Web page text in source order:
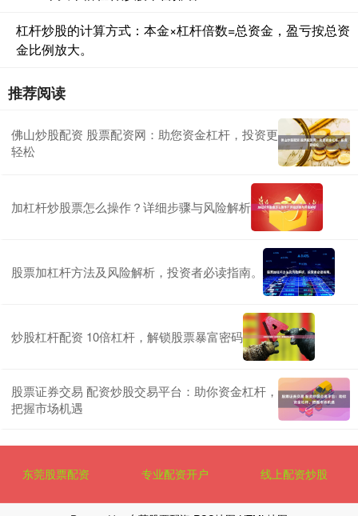
杠杆炒股的计算方式：本金×杠杆倍数=总资金，盈亏按总资
金比例放大。
推荐阅读
佛山炒股配资 股票配资网：助您资金杠杆，投资更
轻松
加杠杆炒股票怎么操作？详细步骤与风险解析
股票加杠杆方法及风险解析，投资者必读指南。
炒股杠杆配资 10倍杠杆，解锁股票暴富密码
股票证券交易 配资炒股交易平台：助你资金杠杆，
把握市场机遇
东莞股票配资 专业配资开户 线上配资炒股